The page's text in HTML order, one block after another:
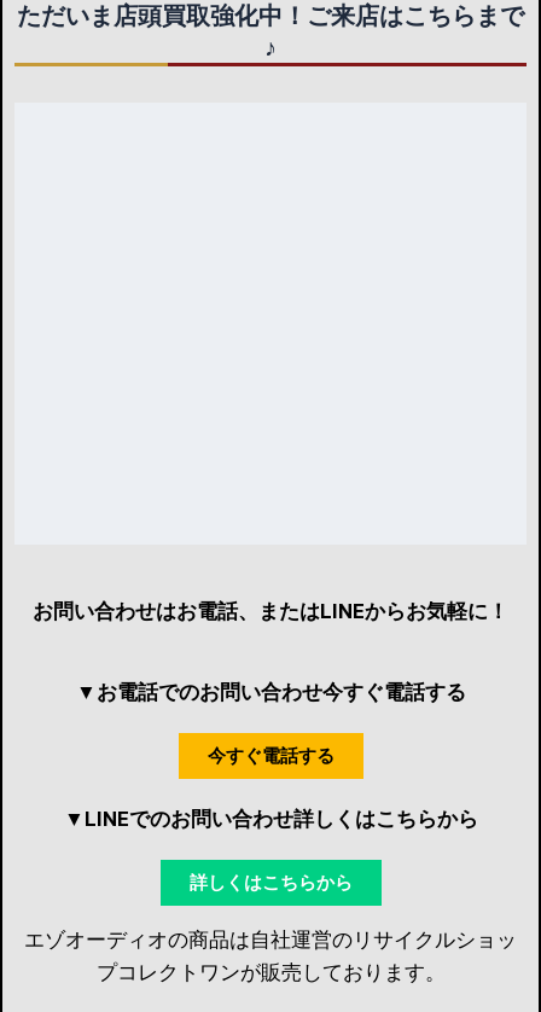
ただいま店頭買取強化中！ご来店はこちらまで
♪
お問い合わせはお電話、またはLINEからお気軽に！
▼お電話でのお問い合わせ今すぐ電話する
今すぐ電話する
▼LINEでのお問い合わせ詳しくはこちらから
詳しくはこちらから
エゾオーディオの商品は自社運営のリサイクルショッ
プコレクトワンが販売しております。